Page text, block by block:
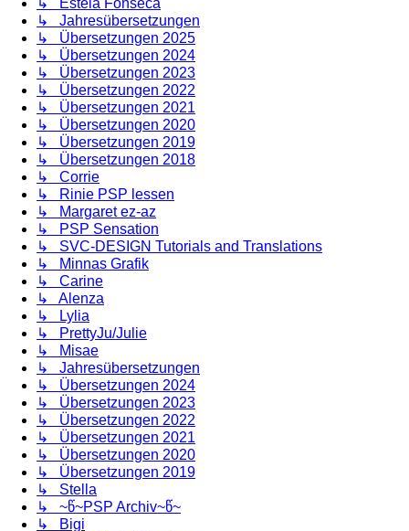
↳ Estela Fonseca
↳ Jahresübersetzungen
↳ Übersetzungen 2025
↳ Übersetzungen 2024
↳ Übersetzungen 2023
↳ Übersetzungen 2022
↳ Übersetzungen 2021
↳ Übersetzungen 2020
↳ Übersetzungen 2019
↳ Übersetzungen 2018
↳ Corrie
↳ Rinie PSP lessen
↳ Margaret ez-az
↳ PSP Sensation
↳ SVC-DESIGN Tutorials and Translations
↳ Minnas Grafik
↳ Carine
↳ Alenza
↳ Lylia
↳ PrettyJu/Julie
↳ Misae
↳ Jahresübersetzungen
↳ Übersetzungen 2024
↳ Übersetzungen 2023
↳ Übersetzungen 2022
↳ Übersetzungen 2021
↳ Übersetzungen 2020
↳ Übersetzungen 2019
↳ Stella
↳ ~წ~PSP Archiv~წ~
↳ Bigi